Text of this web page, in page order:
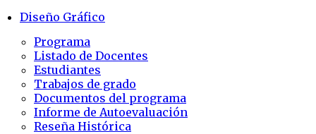
Diseño Gráfico
Programa
Listado de Docentes
Estudiantes
Trabajos de grado
Documentos del programa
Informe de Autoevaluación
Reseña Histórica